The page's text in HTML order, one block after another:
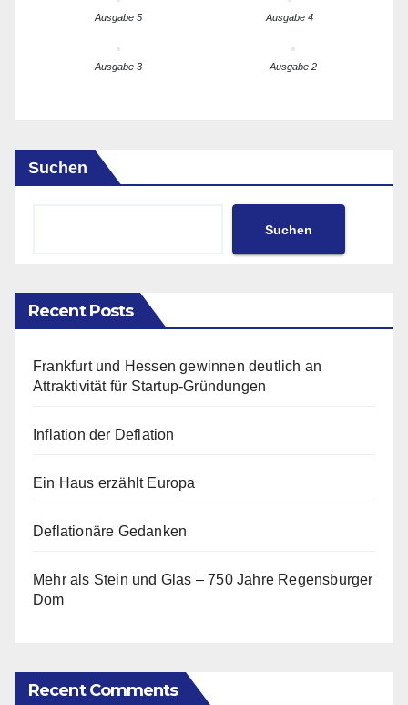
Ausgabe 5 Ausgabe 4
Ausgabe 3 Ausgabe 2
Suchen
Suchen
Recent Posts
Frankfurt und Hessen gewinnen deutlich an
Attraktivität für Startup-Gründungen
Inflation der Deflation
Ein Haus erzählt Europa
Deflationäre Gedanken
Mehr als Stein und Glas – 750 Jahre Regensburger
Dom
Recent Comments